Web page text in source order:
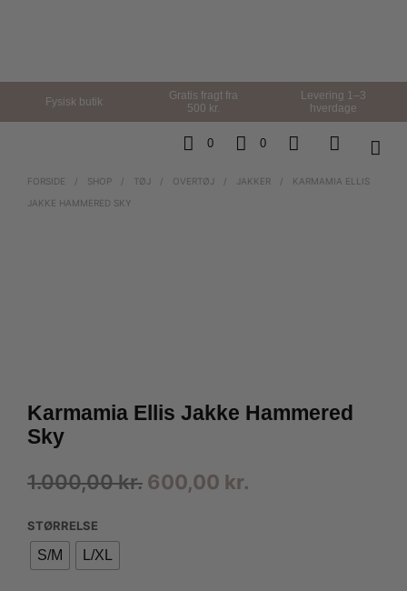
Fysisk butik
Gratis fragt fra
500 kr.
Levering 1–3
hverdage
0 0
FORSIDE / SHOP / TØJ / OVERTØJ / JAKKER /
KARMAMIA ELLIS
JAKKE HAMMERED SKY
Karmamia Ellis Jakke Hammered
Sky
1.000,00kr. Den
600,00 kr.
STØRRELSE
S/M L/XL